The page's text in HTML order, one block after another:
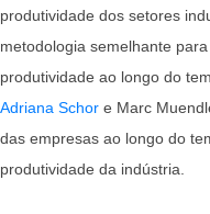
Federativas
Latino-
Americanas
da
Terceira
Onda:
produtividade dos setores
metodologia semelhante
produtividade ao longo do
Adriana Schor e Marc
das empresas ao longo do
produtividade da indústria.